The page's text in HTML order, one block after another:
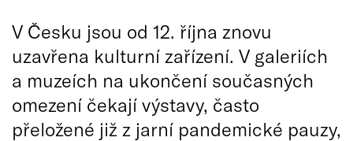
V Česku jsou od 12. října znovu
uzavřena kulturní zařízení. V galeriích
a muzeích na ukončení současných
omezení čekají výstavy, často
přeložené již z jarní pandemické pauzy,